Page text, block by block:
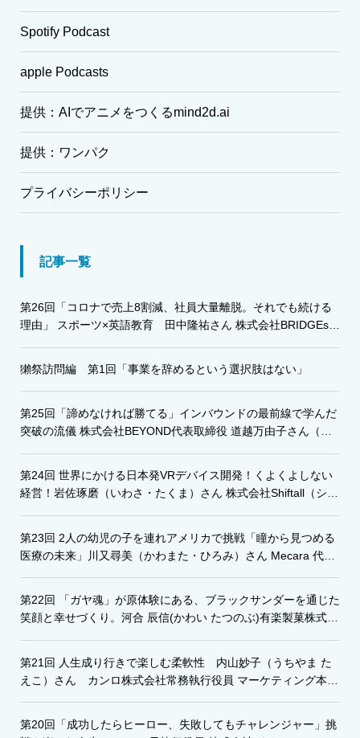
Spotify Podcast
apple Podcasts
提供：AIでアニメをつくるmind2d.ai
提供：ワンパク
プライバシーポリシー
記事一覧
第26回「コロナで売上8割減、社員大量離脱。それでも続ける
理由」 スポーツ×英語教育 田中隆祐さん 株式会社BRIDGEs・
獺祭訪問編 第1回「事業を辞めるという選択肢はない」
第25回「諦めなければ勝てる」インバウンドの最前線で学んだ
突破の流儀 株式会社BEYOND代表取締役 道越万由子さん（み
第24回 世界にかける日本発VRデバイス開発！くよくよしない
経営！岩佐琢磨（いわさ・たくま）さん 株式会社Shiftall（シフ
第23回 2人の幼児の子を連れアメリカで挑戦「瞳から見つめる
医療の未来」川又尋美（かわまた・ひろみ）さん Mecara 代表
第22回 「ガヤ魂」が原体験にある、ブラックサンダーを通じた
笑顔と幸せづくり。河合 辰信(かわい たつのぶ)有楽製菓株式会
第21回 人生成り行きで楽しむ柔軟性 内山妙子（うちやま た
えこ）さん カンロ株式会社常務執行役員 マーケティング本部
第20回「成功したらヒーロー、失敗してもチャレンジャー」挑